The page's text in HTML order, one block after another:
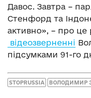
Давос. Завтра –
Стенфорд та
активно», – про це
відеозверненні
підсумками 91-го
STOPRUSSIA ВОЛОДИМИР